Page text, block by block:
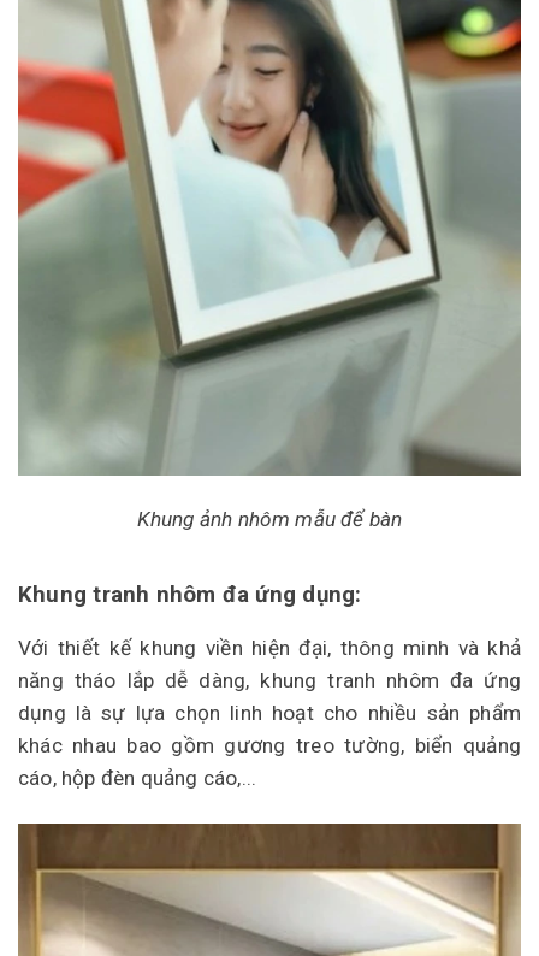
Khung ảnh nhôm mẫu để bàn
Khung tranh nhôm đa ứng dụng:
Với thiết kế khung viền hiện đại, thông minh và khả
năng tháo lắp dễ dàng, khung tranh nhôm đa ứng
dụng là sự lựa chọn linh hoạt cho nhiều sản phẩm
khác nhau bao gồm gương treo tường, biển quảng
cáo, hộp đèn quảng cáo,...